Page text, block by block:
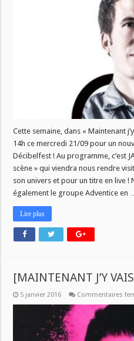
Cette semaine, dans « Maintenant
14h ce mercredi 21/09 pour un
Décibelfest ! Au programme, c’est
scène » qui viendra nous rendre
son univers et pour un titre en live !
également le groupe Adventice en …
Lire plus
[MAINTENANT J’Y
5 janvier 2016 Commentaires